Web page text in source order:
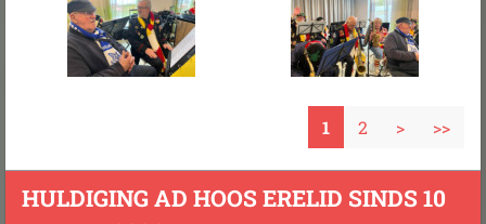
1 2 > >>
HULDIGING AD HOOS ERELID SINDS 10